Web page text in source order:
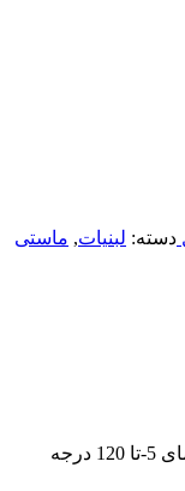
دسته: لبنیات, ماستی